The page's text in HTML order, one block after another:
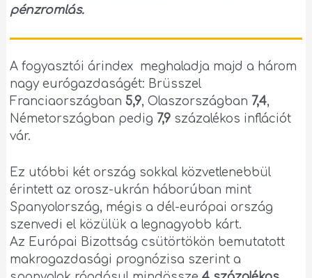
pénzromlás.
A fogyasztói árindex meghaladja majd a három
nagy eurógazdaságét: Brüsszel
Franciaországban5,9, Olaszországban 7,4,
Németországban pedig 7,9 százalékos inflációt
vár.
Ez utóbbi két ország sokkal közvetlenebbül
érintett az orosz-ukrán háborúban mint
Spanyolország, mégis a dél-európai ország
szenvedi el közülük a legnagyobb kárt.
Az Európai Bizottság csütörtökön bemutatott
makrogazdasági prognózisa szerint a